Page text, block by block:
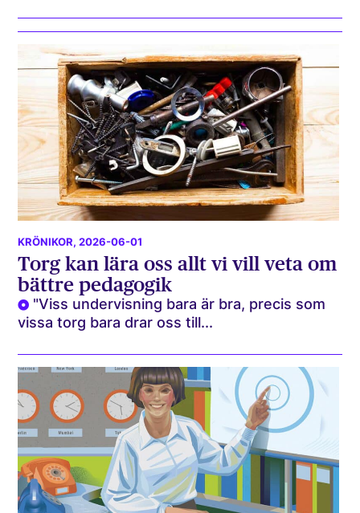
KRÖNIKOR, 2026-06-01
Torg kan lära oss allt vi vill veta om
bättre pedagogik
"Viss undervisning bara är bra, precis som
vissa torg bara drar oss till...